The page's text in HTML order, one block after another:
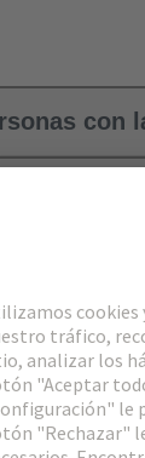
con
para los
la
la